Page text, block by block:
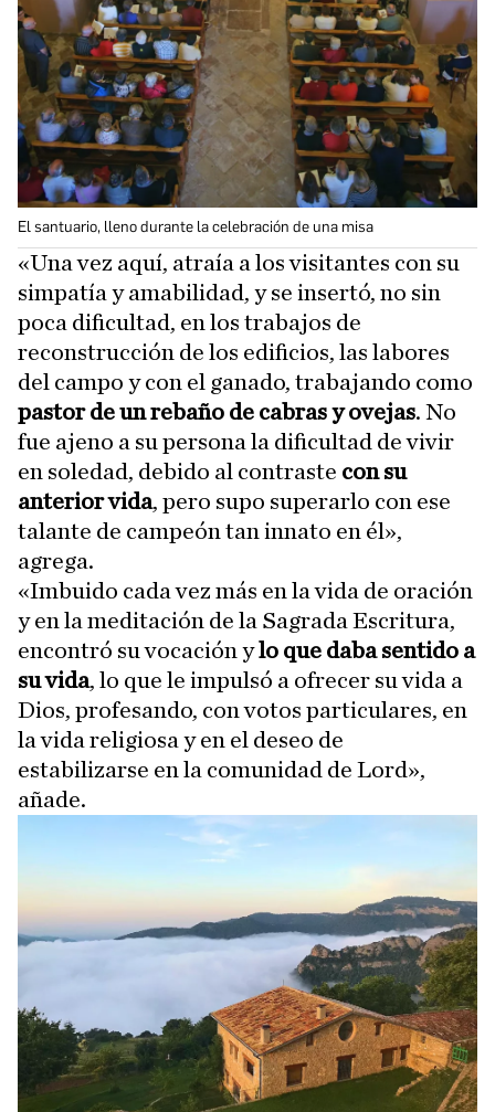
El santuario, lleno durante la celebración de una misa
«Una vez aquí, atraía a los visitantes con su
simpatía y amabilidad, y se insertó, no sin
poca dificultad, en los trabajos de
reconstrucción de los edificios, las labores
del campo y con el ganado, trabajando como
pastor de un rebaño de cabras y ovejas. No
fue ajeno a su persona la dificultad de vivir
en soledad, debido al contraste con su
anterior vida, pero supo superarlo con ese
talante de campeón tan innato en él»,
agrega.
«Imbuido cada vez más en la vida de oración
y en la meditación de la Sagrada Escritura,
encontró su vocación ylo que daba sentido a
su vida, lo que le impulsó a ofrecer su vida a
Dios, profesando, con votos particulares, en
la vida religiosa y en el deseo de
estabilizarse en la comunidad de Lord»,
añade.